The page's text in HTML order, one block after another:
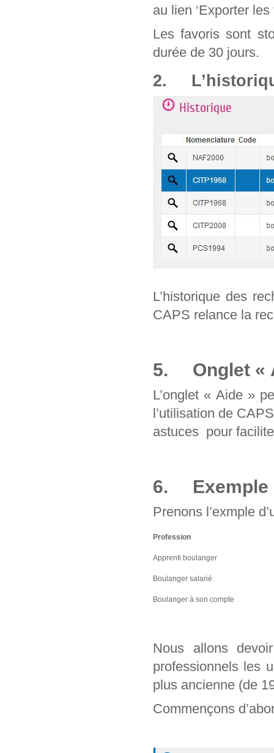
au lien ‘Exporter les
Les favoris sont
durée de 30 jours.
2.
L’historique des
CAPS relance la
5. Onglet «
L’onglet « Aide »
l’utilisation de
astuces pour
6. Exemple
Prenons l’exmple
Profession
Apprenti boulanger
Boulanger salarié
Boulanger à son compte
Nous allons
professionnels les
plus ancienne (de
Commençons